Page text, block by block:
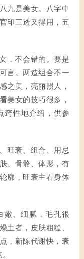
九是美女。八字中
印三透又得用，五
，不会错的。要是
言。两造组合不一
之美，亮丽照人，
美女的技巧很多，
窍性地介绍，供参
旺衰、组合、用忌
、骨骼、体形，有
廓，旺衰主看身体
嫩、细腻，毛孔很
土者，皮肤粗糙、
，新陈代谢快，衰